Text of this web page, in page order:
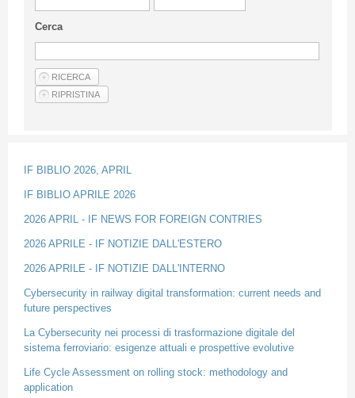
Privacy Policy
Articoli
Cerca
IF BIBLIO 2026, APRIL
IF BIBLIO APRILE 2026
2026 APRIL - IF NEWS FOR FOREIGN CONTRIES
2026 APRILE - IF NOTIZIE DALL'ESTERO
2026 APRILE - IF NOTIZIE DALL'INTERNO
Cybersecurity in railway digital transformation: current needs and
future perspectives
La Cybersecurity nei processi di trasformazione digitale del
sistema ferroviario: esigenze attuali e prospettive evolutive
Life Cycle Assessment on rolling stock: methodology and
application